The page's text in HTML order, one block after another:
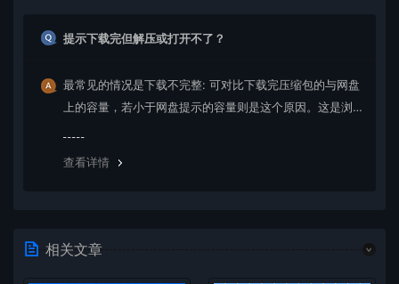
提示下载完但解压或打开不了？
最常见的情况是下载不完整: 可对比下载完压缩包的与网盘
上的容量，若小于网盘提示的容量则是这个原因。这是浏
查看详情
相关文章